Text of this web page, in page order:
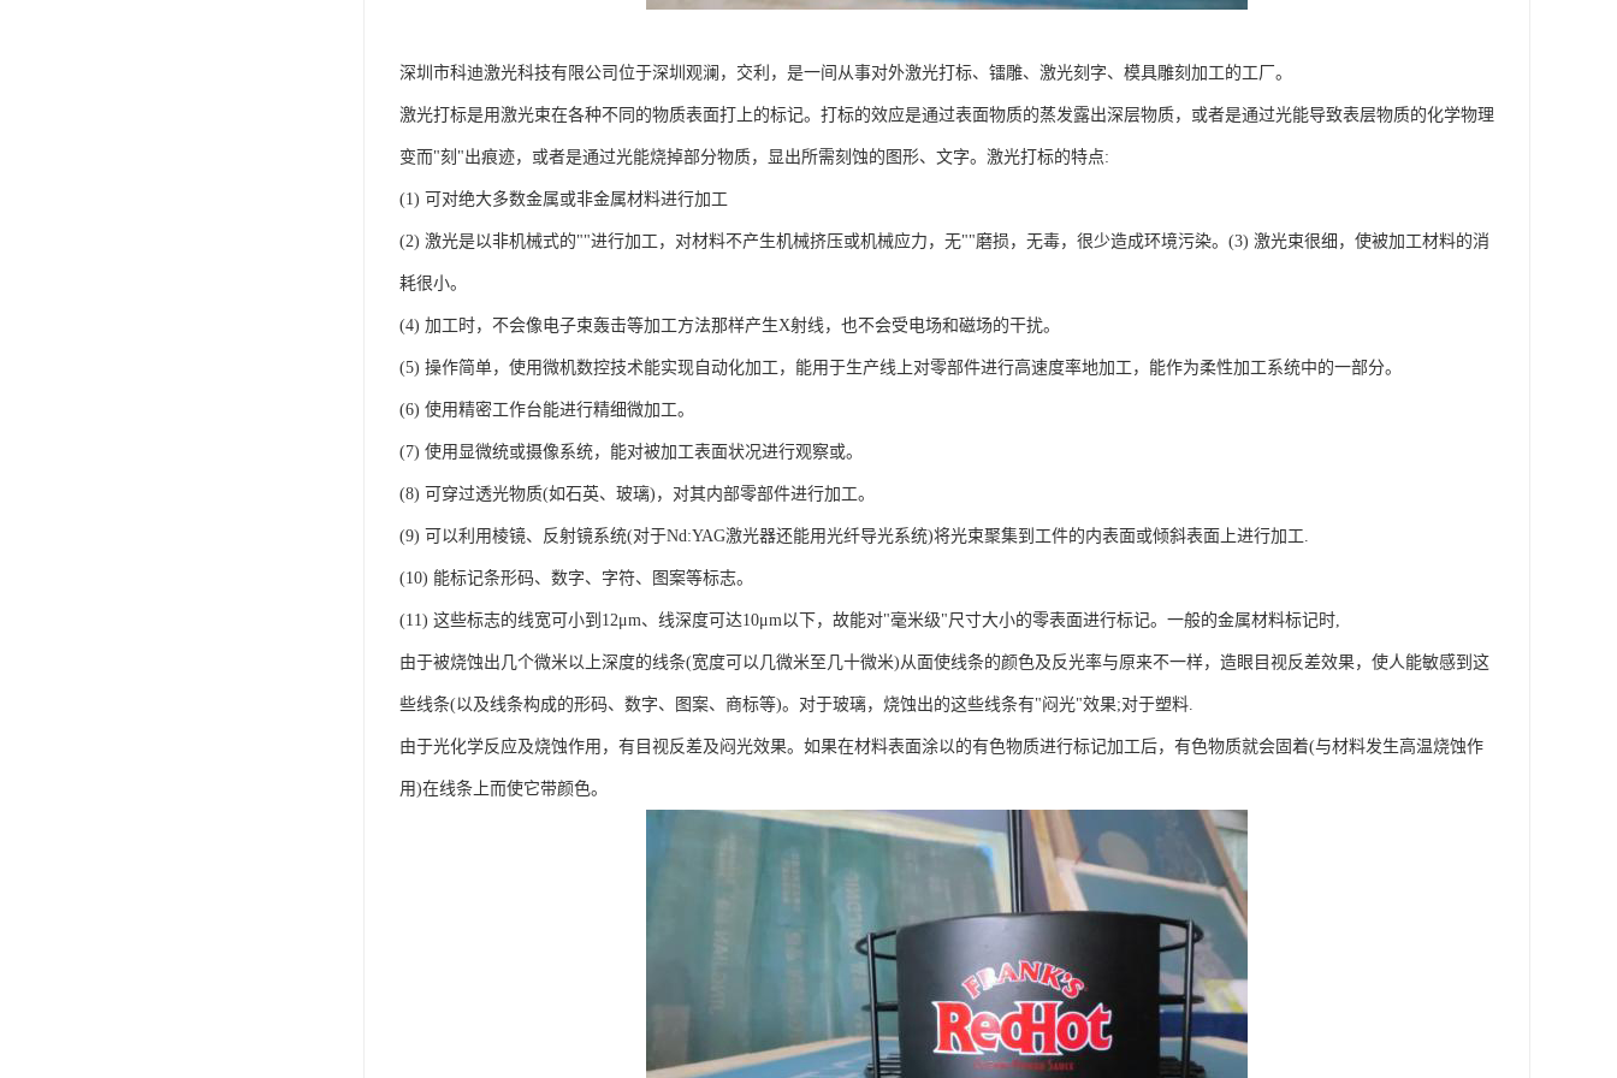
深圳市科迪激光科技有限公司位于深圳观澜，交利，是一间从事对外激光打标、镭雕、激光刻字、模具雕刻加工的工厂。
激光打标是用激光束在各种不同的物质表面打上的标记。打标的效应是通过表面物质的蒸发露出深层物质，或者是通过光能导致表层物质的化学物理
变而"刻"出痕迹，或者是通过光能烧掉部分物质，显出所需刻蚀的图形、文字。激光打标的特点:
(1) 可对绝大多数金属或非金属材料进行加工
(2) 激光是以非机械式的""进行加工，对材料不产生机械挤压或机械应力，无""磨损，无毒，很少造成环境污染。(3) 激光束很细，使被加工材料的消
耗很小。
(4) 加工时，不会像电子束轰击等加工方法那样产生X射线，也不会受电场和磁场的干扰。
(5) 操作简单，使用微机数控技术能实现自动化加工，能用于生产线上对零部件进行高速度率地加工，能作为柔性加工系统中的一部分。
(6) 使用精密工作台能进行精细微加工。
(7) 使用显微统或摄像系统，能对被加工表面状况进行观察或。
(8) 可穿过透光物质(如石英、玻璃)，对其内部零部件进行加工。
(9) 可以利用棱镜、反射镜系统(对于Nd:YAG激光器还能用光纤导光系统)将光束聚集到工件的内表面或倾斜表面上进行加工.
(10) 能标记条形码、数字、字符、图案等标志。
(11) 这些标志的线宽可小到12μm、线深度可达10μm以下，故能对"毫米级"尺寸大小的零表面进行标记。一般的金属材料标记时,
由于被烧蚀出几个微米以上深度的线条(宽度可以几微米至几十微米)从面使线条的颜色及反光率与原来不一样，造眼目视反差效果，使人能敏感到这
些线条(以及线条构成的形码、数字、图案、商标等)。对于玻璃，烧蚀出的这些线条有"闷光"效果;对于塑料.
由于光化学反应及烧蚀作用，有目视反差及闷光效果。如果在材料表面涂以的有色物质进行标记加工后，有色物质就会固着(与材料发生高温烧蚀作
用)在线条上而使它带颜色。